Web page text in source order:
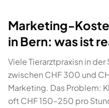
Marketing-
in Bern: was ist
Viele Tierarztpraxisn in
zwischen CHF 300 und
Marketing. Das Problem:
oft CHF 150–250 pro